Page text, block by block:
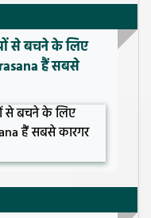
से बचने के लिए
हैं सबसे